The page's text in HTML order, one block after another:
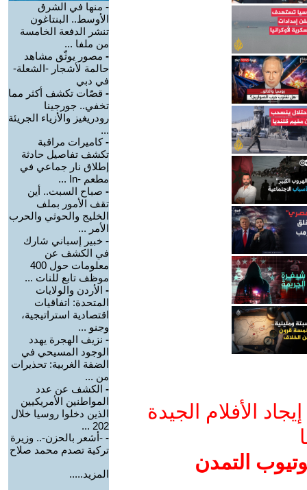
الأفلام الجيدة
التمدن
- منها في الشرق
الأوسط.. البنتاغون
تنشر الدفعة الخامسة
من ملفا ...
- مصور يوثّق مشاهد
حالمة لأشجار -الشعلة-
في دبي
- قصّات تكشف أكثر مما
تخفي.. جورجينا
رودريغيز والأزياء الجريئة
...
-كاميرات مراقبة
تكشف تفاصيل حادثة
إطلاق نار جماعي في
مطعم -In ...
- صباح السبت.. أين
تقف الأمور بملف
الخليج والحوثي والحرب
الأمر ...
- خبير إسباني شارك
في الكشف عن
معلومات حول 400
موظف تابع للنات ...
- الأردن والولايات
المتحدة: اتفاقيات
اقتصادية استراتيجية،
وجنو ...
- نزيف الهجرة يهدد
الوجود المسيحي في
الضفة الغربية: تحذيرات
من ...
- الكشف عن عدد
المواطنين الأمريكيين
الذين دخلوا روسيا خلال
202 ...
- -أشعر بالحزن-.. وزيرة
تركية تصدم محمد صلاح
المزيد.....